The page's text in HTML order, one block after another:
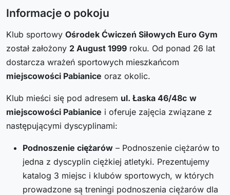
Informacje o pokoju
Klub sportowy Ośrodek Ćwiczeń Siłowych Euro Gym
został założony 2 August 1999 roku. Od ponad 26 lat
dostarcza wrażeń sportowych mieszkańcom
miejscowości Pabianice oraz okolic.
Klub mieści się pod adresem ul. Łaska 46/48c w
miejscowości Pabianice i oferuje zajęcia związane z
następującymi dyscyplinami:
Podnoszenie ciężarów – Podnoszenie ciężarów to
jedna z dyscyplin ciężkiej atletyki. Prezentujemy
katalog 3 miejsc i klubów sportowych, w których
prowadzone są treningi podnoszenia ciężarów dla